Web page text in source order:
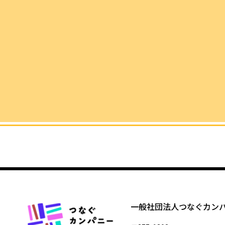
一般社団法人つなぐカン